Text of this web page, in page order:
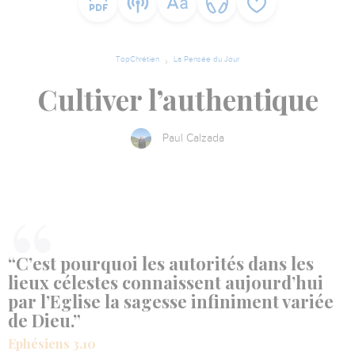
TopChrétien La Pensée du Jour
Cultiver l’authentique
Paul Calzada
“C’est pourquoi les autorités dans les
lieux célestes connaissent aujourd’hui
par l’Eglise la sagesse infiniment variée
de Dieu.”
Ephésiens 3.10